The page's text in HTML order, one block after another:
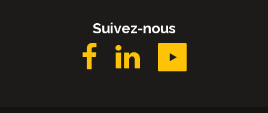
Suivez-nous